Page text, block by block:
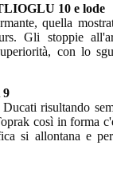
10 e lode
quella
Gli stoppie
con lo
9
risultando
così in forma
si allontana e